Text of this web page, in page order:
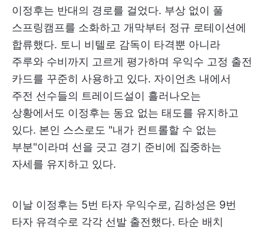
이정후는 반대의 경로를 걸었다. 부상 없이 풀
스프링캠프를 소화하고 개막부터 정규 로테이션에
합류했다. 토니 비텔로 감독이 타격뿐 아니라
주루와 수비까지 고르게 평가하며 우익수 고정 출전
카드를 꾸준히 사용하고 있다. 자이언츠 내에서
주전 선수들의 트레이드설이 흘러나오는
상황에서도 이정후는 동요 없는 태도를 유지하고
있다. 본인 스스로도 "내가 컨트롤할 수 없는
부분"이라며 선을 긋고 경기 준비에 집중하는
자세를 유지하고 있다.
이날 이정후는 5번 타자 우익수로, 김하성은 9번
타자 유격수로 각각 선발 출전했다. 타순 배치